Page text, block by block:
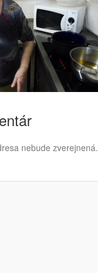
nebude zverejnená.